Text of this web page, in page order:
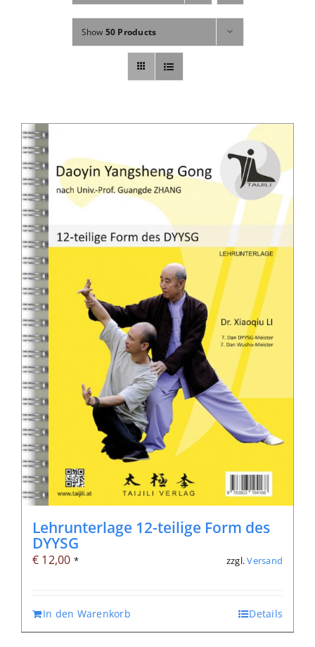
Fachbücher
Poster, Karten, Medien
Abo
Show 50 Products
Lehrunterlage 12-teilige Form des
DYYSG
€ 12,00 * zzgl.Versand
In den Warenkorb Details